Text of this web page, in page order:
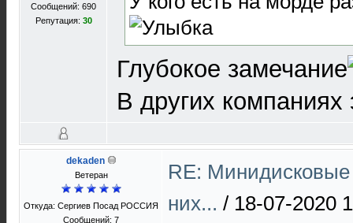
Сообщений: 690
Репутация: 30
Глубокое замечание
В других компаниях
dekaden
Ветеран
Откуда: Cергиев Посад РОССИЯ
Сообщений: 7
RE:
них... / 18-07-2020